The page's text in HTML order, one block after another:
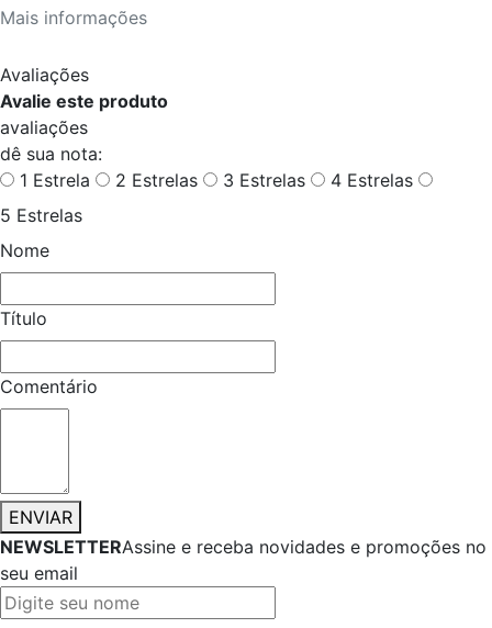
Mais informações
Avaliações
Avalie este produto
avaliações
dê sua nota:
1 Estrela
2 Estrelas 3 Estrelas
4 Estrelas
5 Estrelas
Nome
Título
Comentário
ENVIAR
NEWSLETTERAssine e receba novidades e promoções no
seu email